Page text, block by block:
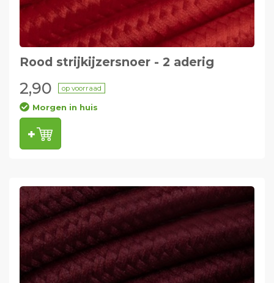
Rood strijkijzersnoer - 2 aderig
2,90 op voorraad
Morgen in huis